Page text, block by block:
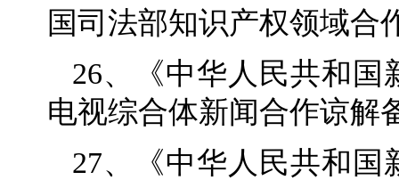
国司法部知识产权领域合
26、《中华人民共和
电视综合体新闻合作谅解
27、《中华人民共和